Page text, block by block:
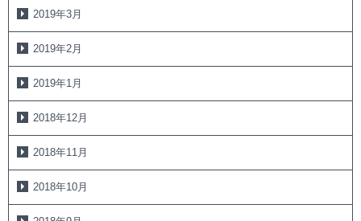
2019年3月
2019年2月
2019年1月
2018年12月
2018年11月
2018年10月